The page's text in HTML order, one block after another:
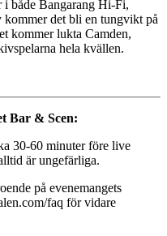
i både Bangarang Hi-Fi,
kommer det bli en tungvikt på
kommer lukta Camden,
hela kvällen.
Bar & Scen:
30-60 minuter före live
är ungefärliga.
på evenemangets
faq för vidare